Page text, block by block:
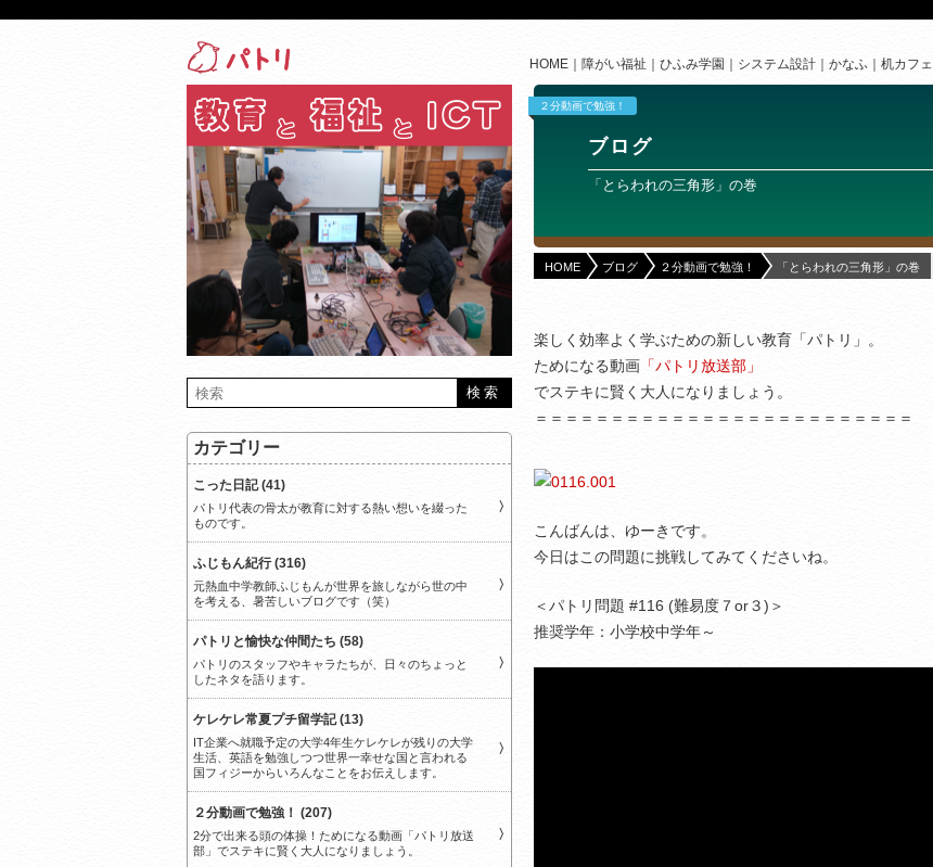
HOME 障がい福祉 ひふみ学園 システム設計 かなふ 机カフェ
２分動画で勉強！
ブログ
「とらわれの三角形」の巻
HOME ブログ ２分動画で勉強！ 「とらわれの三角形」の巻
楽しく効率よく学ぶための新しい教育「パトリ」。
ためになる動画 「パトリ放送部」
でステキに賢く大人になりましょう。
＝＝＝＝＝＝＝＝＝＝＝＝＝＝＝＝＝＝＝＝＝＝＝＝＝
こんばんは、ゆーきです。
今日はこの問題に挑戦してみてくださいね。
＜パトリ問題 #116 (難易度７or３)＞
推奨学年：小学校中学年～
カテゴリー
こった日記 (41)
パトリ代表の骨太が教育に対する熱い想いを綴った
ものです。
ふじもん紀行 (316)
元熱血中学教師ふじもんが世界を旅しながら世の中
を考える、暑苦しいブログです（笑）
パトリと愉快な仲間たち (58)
パトリのスタッフやキャラたちが、日々のちょっと
したネタを語ります。
ケレケレ常夏プチ留学記 (13)
IT企業へ就職予定の大学4年生ケレケレが残りの大学
生活、英語を勉強しつつ世界一幸せな国と言われる
国フィジーからいろんなことをお伝えします。
２分動画で勉強！ (207)
2分で出来る頭の体操！ためになる動画「パトリ放送
部」でステキに賢く大人になりましょう。